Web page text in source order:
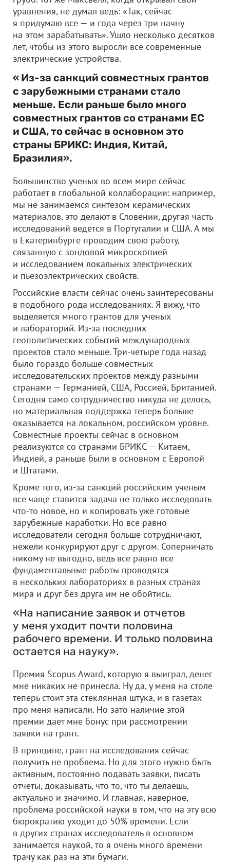
уравнения, не думал ведь: «Так, сейчас
я придумаю все — и года через три начну
на этом зарабатывать». Ушло несколько десятков
лет, чтобы из этого выросли все современные
электрические устройства.
« Из-за санкций совместных грантов
с зарубежными странами стало
меньше. Если раньше было много
совместных грантов со странами ЕС
и США, то сейчас в основном это
страны БРИКС: Индия, Китай,
Бразилия».
Большинство ученых во всем мире сейчас
работает в глобальной коллаборации: например,
мы не занимаемся синтезом керамических
материалов, это делают в Словении, другая часть
исследований ведется в Португалии и США. А мы
в Екатеринбурге проводим свою работу,
связанную с зондовой микроскопией
и исследованием локальных электрических
и пьезоэлектрических свойств.
Российские власти сейчас очень заинтересованы
в подобного рода исследованиях. Я вижу, что
выделяется много грантов для ученых
и лабораторий. Из-за последних
геополитических событий международных
проектов стало меньше. Три-четыре года назад
было гораздо больше совместных
исследовательских проектов между разными
странами — Германией, США, Россией, Британией.
Сегодня само сотрудничество никуда не делось,
но материальная поддержка теперь больше
оказывается на локальном, российском уровне.
Совместные проекты сейчас в основном
реализуются со странами БРИКС — Китаем,
Индией, а раньше были в основном с Европой
и Штатами.
Кроме того, из-за санкций российским ученым
все чаще ставится задача не только исследовать
что-то новое, но и копировать уже готовые
зарубежные наработки. Но все равно
исследователи сегодня больше сотрудничают,
нежели конкурируют друг с другом. Соперничать
никому не выгодно, ведь все равно все
фундаментальные работы проводятся
в нескольких лабораториях в разных странах
мира и друг без друга им не обойтись.
«На написание заявок и отчетов
у меня уходит почти половина
рабочего времени. И только половина
остается на науку».
Премия Scopus Award, которую я выиграл, денег
мне никаких не принесла. Ну да, у меня на столе
теперь стоит эта стеклянная штука, и в газетах
про меня написали. Но зато наличие этой
премии дает мне бонус при рассмотрении
заявки на грант.
В принципе, грант на исследования сейчас
получить не проблема. Но для этого нужно быть
активным, постоянно подавать заявки, писать
отчеты, доказывать, что то, что ты делаешь,
актуально и значимо. И главная, наверное,
проблема российской науки в том, что на эту всю
бюрократию уходит до 50% времени. Если
в других странах исследователь в основном
занимается наукой, то я очень много времени
трачу как раз на эти бумаги.